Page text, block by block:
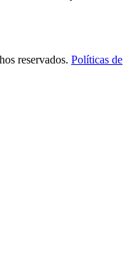
reservados. Políticas de